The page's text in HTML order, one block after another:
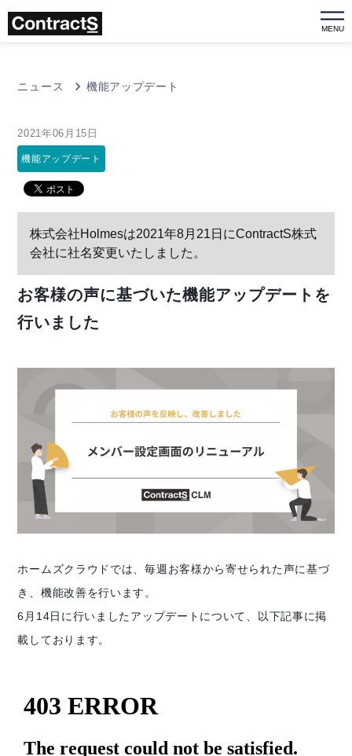
MENU
ニュース 機能アップデート
2021年06月15日
機能アップデート
株式会社Holmesは2021年8月21日にContractS株式
会社に社名変更いたしました。
お客様の声に基づいた機能アップデートを
行いました
ホームズクラウドでは、毎週お客様から寄せられた声に基づ
き、機能改善を行います。
6月14日に行いましたアップデートについて、以下記事に掲
載しております。